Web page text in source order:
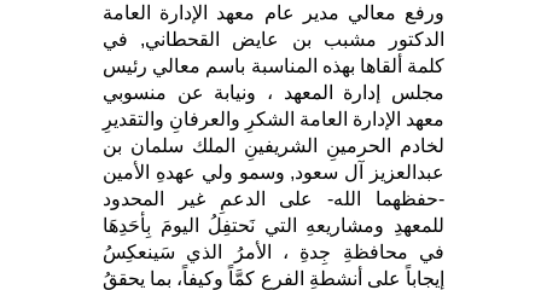
ورفع معالي مدير عام معهد الإدارة العامة
الدكتور مشبب بن عايض القحطاني, في
كلمة ألقاها بهذه المناسبة باسم معالي رئيس
مجلس إدارة المعهد ، ونيابة عن منسوبي
معهد الإدارة العامة الشكرِ والعرفانِ والتقديرِ
لخادم الحرمينِ الشريفينِ الملك سلمان بن
عبدالعزيز آل سعود, وسمو ولي عهدهِ الأمين
-حفظهما الله- على الدعمِ غير المحدود
للمعهدِ ومشاريعهِ التي نَحتفِلُ اليومَ بِأحَدِهَا
في محافظةِ جِدةِ ، الأمرُ الذي سَينعكِسُ
إيجاباً على أنشطةِ الفرعِ كمَّاً وكيفاً، بما يحققُ